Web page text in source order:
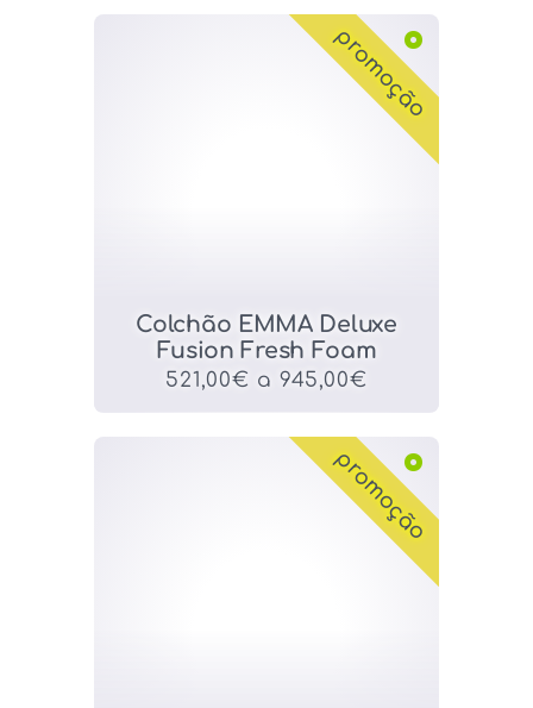
Colchão EMMA Deluxe
Fusion Fresh Foam
521,00€ a 945,00€
promoção
promoção